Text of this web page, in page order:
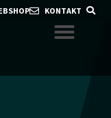
KONTAKT